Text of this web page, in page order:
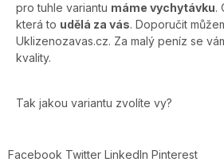
pro tuhle variantu máme vychytávku.
která to udělá za vás. Doporučit
Uklizenozavas.cz. Za malý peníz se
kvality.
Tak jakou variantu zvolíte vy?
Facebook Twitter LinkedIn Pinterest